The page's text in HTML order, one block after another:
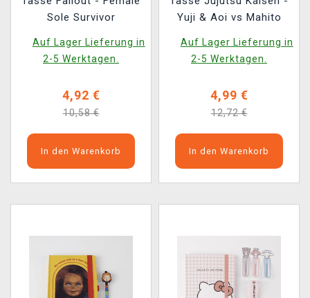
Sole Survivor
Auf Lager Lieferung in
2-5 Werktagen.
4,92 €
10,58 €
In den Warenkorb
Yuji & Aoi vs Mahito
Auf Lager Lieferung in
2-5 Werktagen.
4,99 €
12,72 €
In den Warenkorb